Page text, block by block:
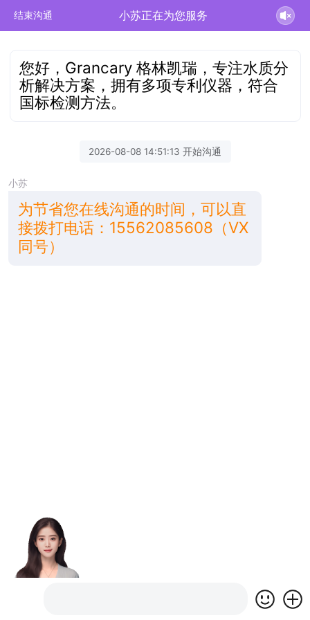
结束沟通 小苏正在为您服务
您好，Grancary 格林凯瑞，专注水质分
析解决方案，拥有多项专利仪器，符合
国标检测方法。
2026-08-08 14:51:13 开始沟通
小苏
为节省您在线沟通的时间，可以直
接拨打电话：15562085608（VX
同号）